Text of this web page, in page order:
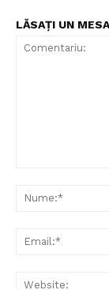
LĂSAȚI UN